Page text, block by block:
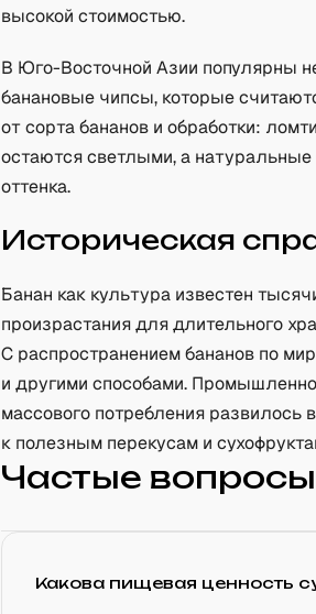
высокой стоимостью.
В Юго-Восточной Азии популярны
банановые чипсы, которые
от сорта бананов и обработки:
остаются светлыми, а
оттенка.
Историческая
Банан как культура известен
произрастания для длительного
С распространением бананов по
и другими способами.
массового потребления развилось
к полезным перекусам и
Частые вопросы
Какова пищевая ценность